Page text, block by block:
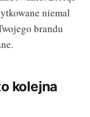
niemal
brandu
kolejna